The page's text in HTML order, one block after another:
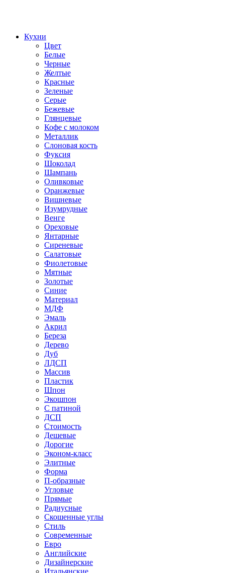
Кухни
Цвет
Белые
Черные
Желтые
Красные
Зеленые
Серые
Бежевые
Глянцевые
Кофе с молоком
Металлик
Слоновая кость
Фуксия
Шоколад
Шампань
Оливковые
Оранжевые
Вишневые
Изумрудные
Венге
Ореховые
Янтарные
Сиреневые
Салатовые
Фиолетовые
Мятные
Золотые
Синие
Материал
МДФ
Эмаль
Акрил
Береза
Дерево
Дуб
ЛДСП
Массив
Пластик
Шпон
Экошпон
С патиной
ДСП
Стоимость
Дешевые
Дорогие
Эконом-класс
Элитные
Форма
П-образные
Угловые
Прямые
Радиусные
Скошенные углы
Стиль
Современные
Евро
Английские
Дизайнерские
Итальянские